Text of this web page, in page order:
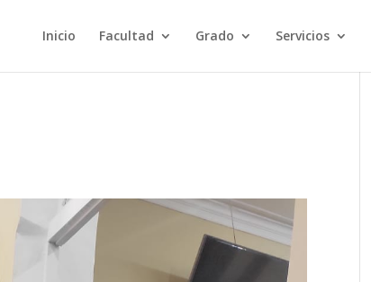
Inicio Facultad Grado Servicios